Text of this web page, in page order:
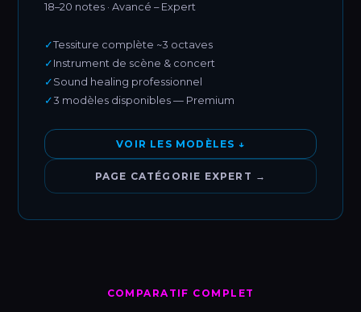
18–20 notes · Avancé – Expert
✓Tessiture complète ~3 octaves
✓ Instrument de scène & concert
✓ Sound healing professionnel
✓3 modèles disponibles — Premium
VOIR LES MODÈLES ↓
PAGE CATÉGORIE EXPERT →
COMPARATIF COMPLET